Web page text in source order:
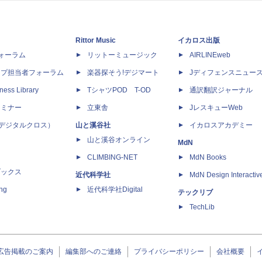
ーラム
担当者フォーラム
Library
ナー
ジタルクロス）
クス
Rittor Music
リットーミュージック
楽器探そう!デジマート
TシャツPOD T-OD
立東舎
山と溪谷社
山と溪谷オンライン
CLIMBING-NET
近代科学社
近代科学社Digital
イカロス出版
AIRLINEweb
Jディフェンスニュー
通訳翻訳ジャーナル
JレスキューWeb
イカロスアカデミー
MdN
MdN Books
MdN Design
テックリブ
TechLib
告掲載のご案内 編集部へのご連絡 プライバシーポリシー 会社概要